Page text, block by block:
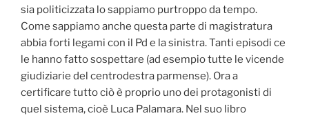
sia politicizzata lo sappiamo purtroppo da tempo.
Come sappiamo anche questa parte di magistratura
abbia forti legami con il Pd e la sinistra. Tanti episodi ce
le hanno fatto sospettare (ad esempio tutte le vicende
giudiziarie del centrodestra parmense). Ora a
certificare tutto ciò è proprio uno dei protagonisti di
quel sistema, cioè Luca Palamara. Nel suo libro